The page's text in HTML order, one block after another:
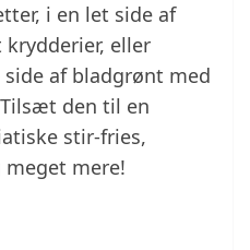
i en let side af
eller
af bladgrønt med
den til en
stir-fries,
mere!